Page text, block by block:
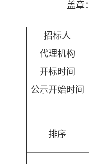
盖章：
招标人
代理机构
开标时间
公示开始时间
排序